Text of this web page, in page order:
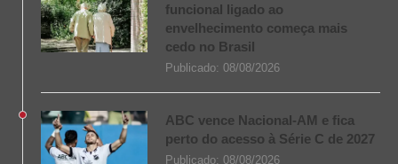
funcional ligado ao
envelhecimento começa mais
cedo no Brasil
Publicado: 08/08/2026
ABC vence Nacional-AM e fica
perto do acesso à Série C de 2027
Publicado: 08/08/2026